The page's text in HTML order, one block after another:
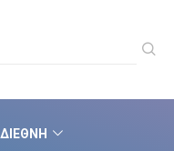
ΔΙΕΘΝΉ